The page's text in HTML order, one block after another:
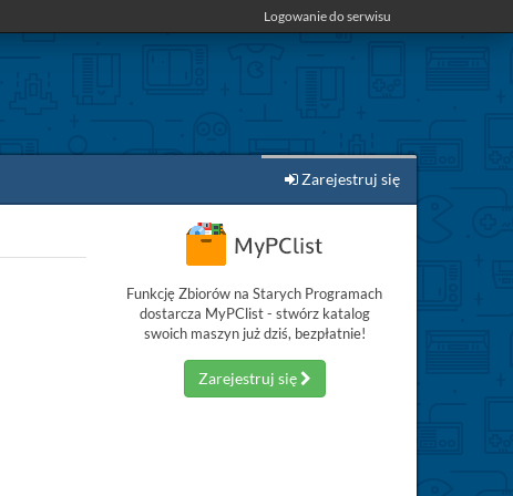
Logowanie do serwisu
Zarejestruj się
Funkcję Zbiorów na Starych Programach
dostarcza MyPClist - stwórz katalog
swoich maszyn już dziś, bezpłatnie!
Zarejestruj się